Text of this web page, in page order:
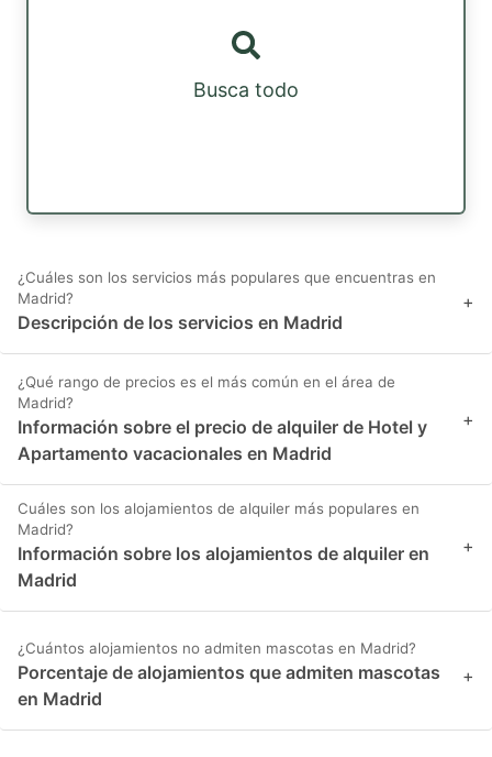
Busca todo
¿Cuáles son los servicios más populares que encuentras en
Madrid?
Descripción de los servicios en Madrid
+
¿Qué rango de precios es el más común en el área de
Madrid?
Información sobre el precio de alquiler de Hotel y
Apartamento vacacionales en Madrid
+
Cuáles son los alojamientos de alquiler más populares en
Madrid?
Información sobre los alojamientos de alquiler en
Madrid
+
¿Cuántos alojamientos no admiten mascotas en Madrid?
Porcentaje de alojamientos que admiten mascotas
en Madrid
+